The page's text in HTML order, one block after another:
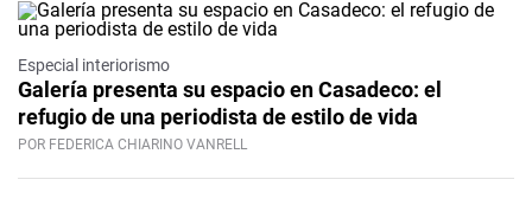
Especial interiorismo
Galería presenta su espacio en Casadeco: el
refugio de una periodista de estilo de vida
POR FEDERICA CHIARINO VANRELL